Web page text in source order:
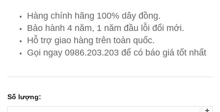
Hàng chính hãng 100% dây đồng.
Bảo hành 4 năm, 1 năm đầu lỗi đổi mới.
Hỗ trợ giao hàng trên toàn quốc.
Gọi ngay 0986.203.203 để có báo giá tốt nhất
Số lượng: